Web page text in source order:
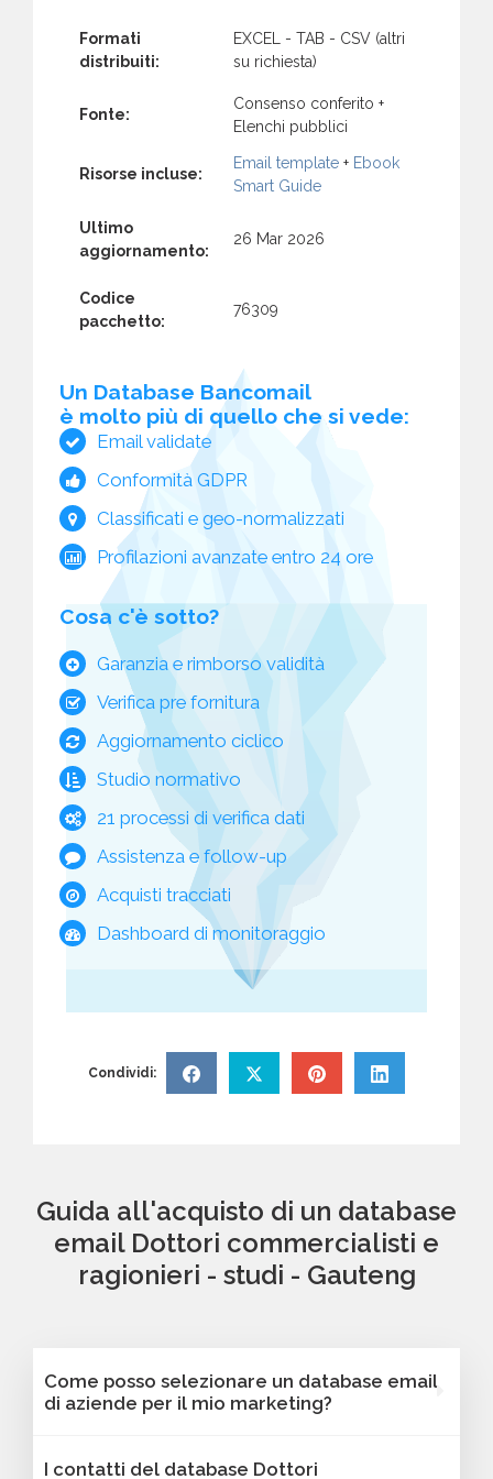
Formati
distribuiti:
EXCEL - TAB - CSV (altri
su richiesta)
Fonte:
Consenso conferito +
Elenchi pubblici
Risorse incluse:
Email template + Ebook
Smart Guide
Ultimo
aggiornamento:
26 Mar 2026
Codice
pacchetto:
76309
Un Database Bancomail
è molto più di quello che si vede:
Email validate
Conformità GDPR
Classificati e geo-normalizzati
Profilazioni avanzate entro 24 ore
Cosa c'è sotto?
Garanzia e rimborso validità
Verifica pre fornitura
Aggiornamento ciclico
Studio normativo
21 processi di verifica dati
Assistenza e follow-up
Acquisti tracciati
Dashboard di monitoraggio
Condividi:
Guida all'acquisto di un database
email Dottori commercialisti e
ragionieri - studi - Gauteng
Come posso selezionare un database email
di aziende per il mio marketing?
I contatti del database Dottori